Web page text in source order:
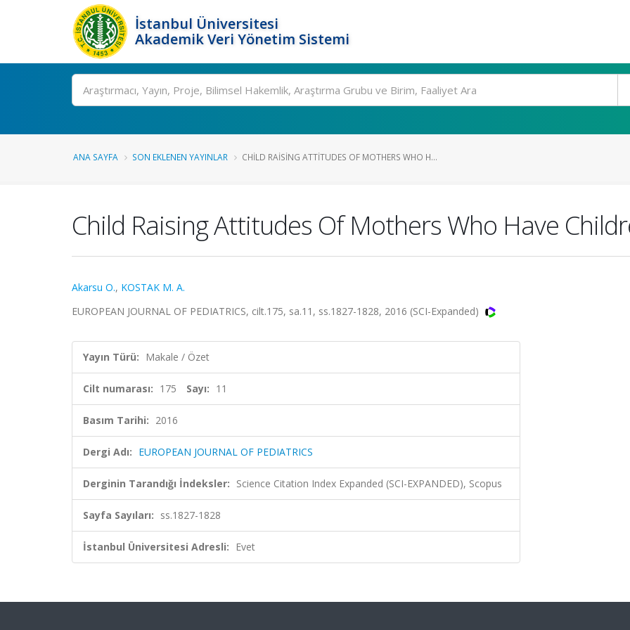
İstanbul Üniversitesi
Akademik Veri Yönetim Sistemi
Ara
ANA SAYFA SON EKLENEN YAYINLAR CHILD RAISING ATTITUDES OF MOTHERS WHO H...
Child Raising Attitudes Of Mothers Who Have
Akarsu O., KOSTAK M. A.
EUROPEAN JOURNAL OF PEDIATRICS, cilt.175, sa.11, ss.1827-1828, 2016 (SCI-Expanded)
Yayın Türü: Makale / Özet
Cilt numarası: 175 Sayı: 11
Basım Tarihi: 2016
Dergi Adı: EUROPEAN JOURNAL OF PEDIATRICS
Derginin Tarandığı İndeksler: Science Citation Index Expanded (SCI-EXPANDED), Scopus
Sayfa Sayıları: ss.1827-1828
İstanbul Üniversitesi Adresli: Evet